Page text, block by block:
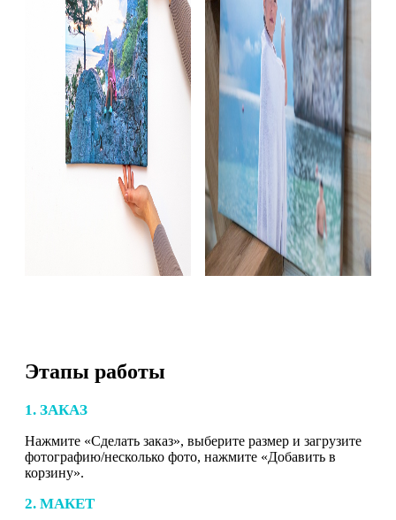
Этапы работы
1. ЗАКАЗ
Нажмите «Сделать заказ», выберите размер и загрузите
фотографию/несколько фото, нажмите «Добавить в
корзину».
2. МАКЕТ